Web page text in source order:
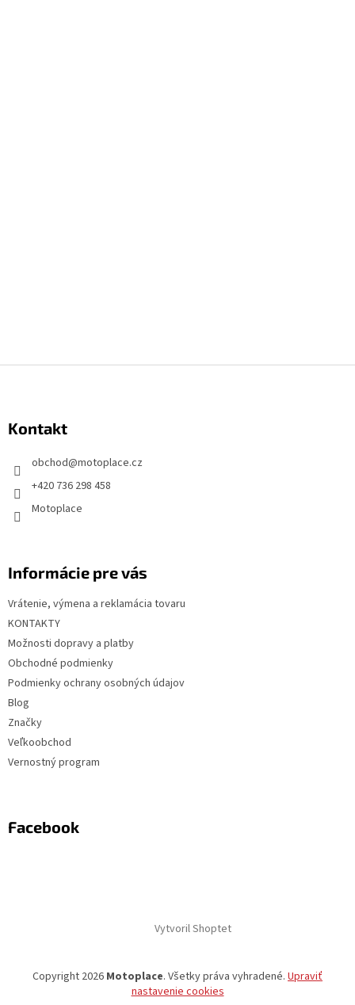
Z
äKontakt
obchod@motoplace.cz
+420 736 298 458
Motoplace
Informácie pre vás
Vrátenie, výmena a reklamácia tovaru
KONTAKTY
Možnosti dopravy a platby
Obchodné podmienky
Podmienky ochrany osobných údajov
Blog
Značky
Veľkoobchod
Vernostný program
Facebook
Vytvoril Shoptet
Copyright 2026 Motoplace. Všetky práva vyhradené. Upraviť
nastavenie cookies